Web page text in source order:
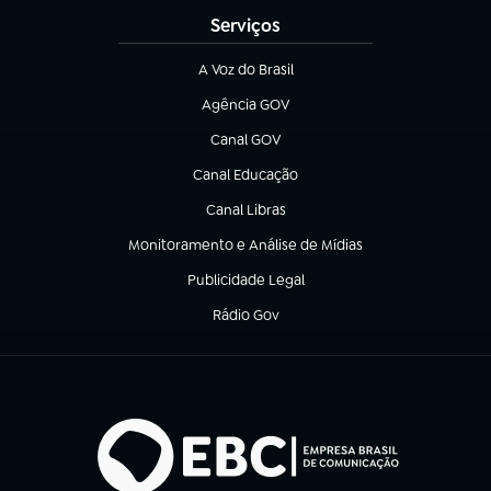
Serviços
A Voz do Brasil
(abre em nova aba)
Agência GOV
(abre em nova aba)
Canal GOV
(abre em nova aba)
Canal Educação
(abre em nova aba)
Canal Libras
(abre em nova aba)
Monitoramento e Análise de Mídias
(abre em nova aba)
Publicidade Legal
(abre em nova aba)
Rádio Gov
(abre em nova aba)